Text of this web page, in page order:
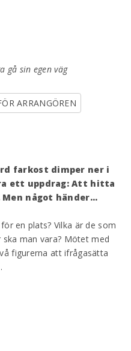
gå sin egen väg
ARRANGÖREN
farkost dimper ner i
ett uppdrag: Att hitta
något händer...
en plats? Vilka är de som
ska man vara? Mötet med
figurerna att ifrågasätta